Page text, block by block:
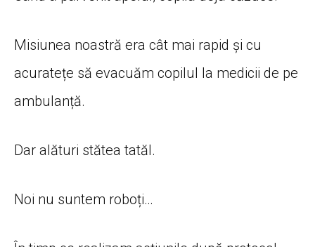
Misiunea noastră era cât mai rapid și cu
acuratețe să evacuăm copilul la medicii de pe
ambulanță.
Dar alături stătea tatăl.
Noi nu suntem roboți…